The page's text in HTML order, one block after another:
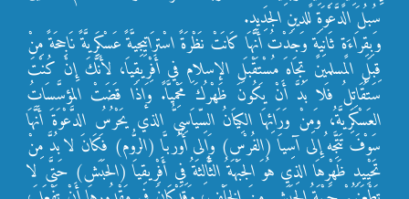
سُبُلَ الدَّعْوَةِ للدينِ الجَدِيدِ.
وَبِقِرَاءَةٍ ثَانِيَةٍ وَجَدْتُ أَنَّهَا كَانَتْ نَظْرَةً اسْترَاتيِجِيَّةً عَسْكَرِيَّةً نَاجِحَةً مِنْ
قِبَلِ المسلمين تِجَاهَ مُسْتَقْبَلِ الإسلامِ في أَفْرِيقِيَا، لأَنَّكَ إِنْ كُنْتَ
سَتُقَاتِلُ فَلا بُدَّ أَنْ يَكُونَ ظَهْرُكَ مَحْمِيَّاً. وَإذَا قَضَتْ المؤسَّسَاتُ
العَسْكَرِيَّةُ، وَمِنْ وَرَائِهَا الكِيَانُ السِّيَاسِيُّ الذي يَحْرُسُ الدَّعْوَةَ أَنَّهَا
سَوْفَ تَتَّجِهُ إِلى آسِيَا (الفُرْس) وَإِلى أُوُربَّا (الرُّوم) فَكَانَ لا بُدَّ مِنْ
تَحْيِيدِ ظَهْرِهَا الذِي هُوَ الجَبْهَةُ الثَّالِثَةُ فِي أَفْرِيقِيَا (الحَبَش) حَتَّى لا